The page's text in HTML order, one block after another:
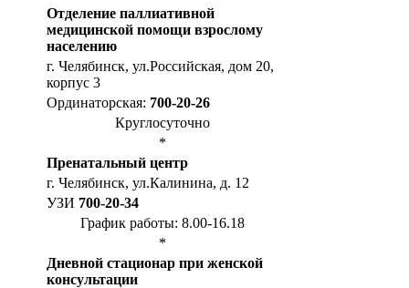
Отделение паллиативной
медицинской помощи взрослому
населению
г. Челябинск, ул.Российская, дом 20,
корпус 3
Ординаторская: 700-20-26
Круглосуточно
*
Пренатальный центр
г. Челябинск, ул.Калинина, д. 12
УЗИ 700-20-34
График работы: 8.00-16.18
*
Дневной стационар при женской
консультации